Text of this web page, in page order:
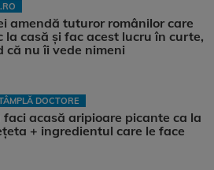
amendă tuturor românilor care
la casă și fac acest lucru în curte,
că nu îi vede nimeni
DOCTORE
faci acasă aripioare picante ca la
+ ingredientul care le face